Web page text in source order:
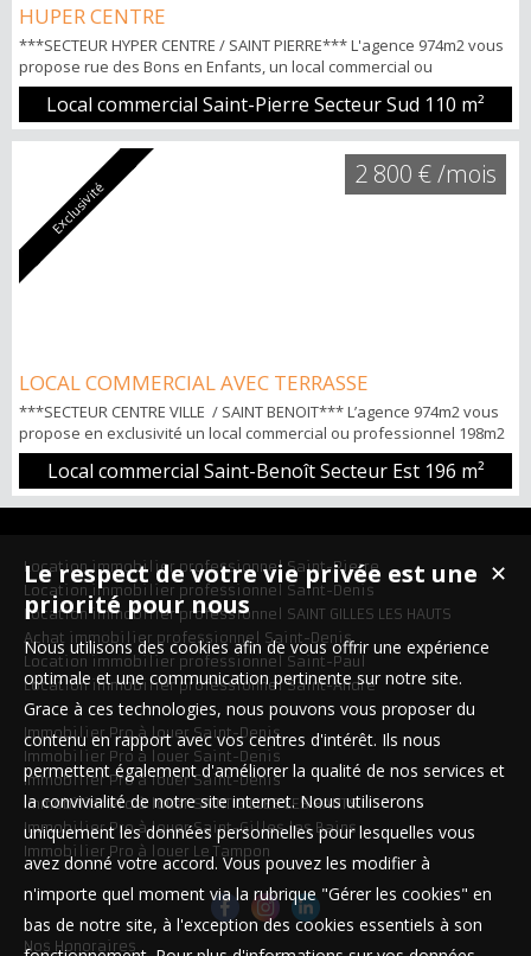
HUPER CENTRE
***SECTEUR HYPER CENTRE / SAINT PIERRE*** L'agence 974m2 vous
propose rue des Bons en Enfants, un local commercial ou
professionnel d'environ 110m2 en rdc avec une terrasse. Loyer TTC
CC 2.750 € POINTS FORTS: -Axe pasant -Forte visibilité Pour tous
renseignements et visites Nicolas HOW 06.92.20.93.35
Local commercial Saint-Pierre Secteur Sud 110 m²
Exclusivité
LOCAL COMMERCIAL AVEC TERRASSE
***SECTEUR CENTRE VILLE / SAINT BENOIT*** L’agence 974m2 vous
propose en exclusivité un local commercial ou professionnel 198m2
avec terrasse. Loyer TTC HC 2.800€ (à prévoir Taxe Foncière) POINTS
FORTS -Parking -Volets roulants électriques et climatiseur Pour tous
renseignements et visites Nicolas HOW 06.92.20.93.35
Local commercial Saint-Benoît Secteur Est 196 m²
2 800 € /mois
Location immobilier professionnel Saint-Pierre
Location immobilier professionnel Saint-Denis
Location immobilier professionnel SAINT GILLES LES HAUTS
Achat immobilier professionnel Saint-Denis
Location immobilier professionnel Saint-Paul
Location immobilier professionnel Saint-André
Immobilier Pro à louer Saint-Denis
Immobilier Pro à louer Saint-Denis
Immobilier Pro à louer Saint-Denis
Immobilier Pro à louer SAINT GILLES LES HAUTS
Immobilier Pro à louer Saint-Gilles les Bains
Immobilier Pro à louer Le Tampon
Nos Honoraires
✕
Le respect de votre vie privée est une
priorité pour nous
Nous utilisons des cookies afin de vous offrir une expérience
optimale et une communication pertinente sur notre site.
Grace à ces technologies, nous pouvons vous proposer du
contenu en rapport avec vos centres d'intérêt. Ils nous
permettent également d'améliorer la qualité de nos services et
la convivialité de notre site internet. Nous utiliserons
uniquement les données personnelles pour lesquelles vous
avez donné votre accord. Vous pouvez les modifier à
n'importe quel moment via la rubrique "Gérer les cookies" en
bas de notre site, à l'exception des cookies essentiels à son